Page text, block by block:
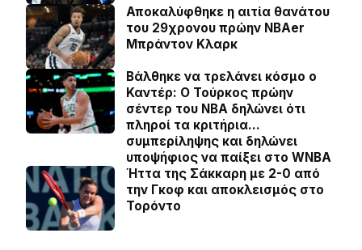
Αποκαλύφθηκε η αιτία θανάτου
του 29χρονου πρώην NBAer
Μπράντον Κλαρκ
Βάλθηκε να τρελάνει κόσμο ο
Καντέρ: Ο Τούρκος πρώην
σέντερ του NBA δηλώνει ότι
πληροί τα κριτήρια…
συμπερίληψης και δηλώνει
υποψήφιος να παίξει στο WNBA
Ήττα της Σάκκαρη με 2-0 από
την Γκοφ και αποκλεισμός στο
Τορόντο